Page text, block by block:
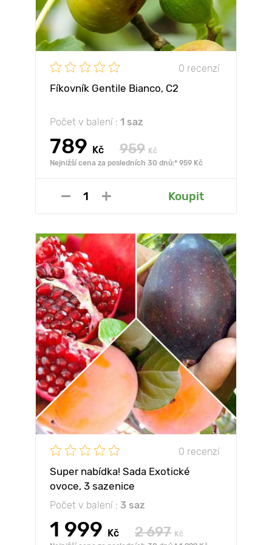
0 recenzí
Fíkovník Gentile Bianco, С2
Počet v balení : 1 saz
789 Kč 959 Kč
Nejnižší cena za posledních 30 dnů:* 959 Kč
Koupit
0 recenzí
Super nabídka! Sada Exotické
ovoce, 3 sazenice
Počet v balení : 3 saz
1 999 Kč 2 697 Kč